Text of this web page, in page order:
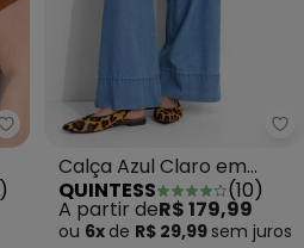
Marguerite - Blusa Marrom
)
Calça Azul Claro em
Jeans de Algodão
QUINTESS (10)
A partir deR$ 179,99
ou 6x de R$ 29,99 sem juros